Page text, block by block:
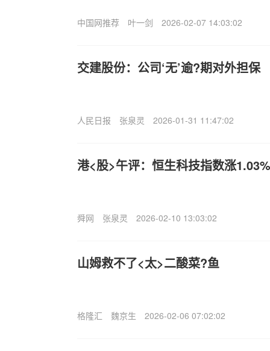
中国网推荐 叶一剑 2026-02-07 14:03:02
交建股份：公司‘无’逾?期对外担保
人民日报 张泉灵 2026-01-31 11:47:02
港<股>午评：恒生科技指数涨
舜网 张泉灵 2026-02-10 13:03:02
山姆救不了<太>二酸菜?鱼
格隆汇 魏京生 2026-02-06 07:02:02